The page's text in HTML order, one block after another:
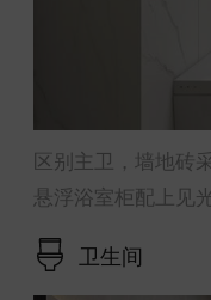
区别主卫，墙地砖
悬浮浴室柜配上见
卫生间